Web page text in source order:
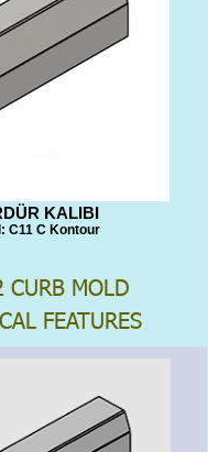
KALIBI
C11 C Kontour
CURB MOLD
FEATURES